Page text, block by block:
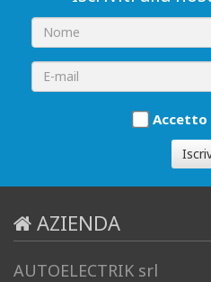
Accetto
AZIENDA
AUTOELECTRIK srl